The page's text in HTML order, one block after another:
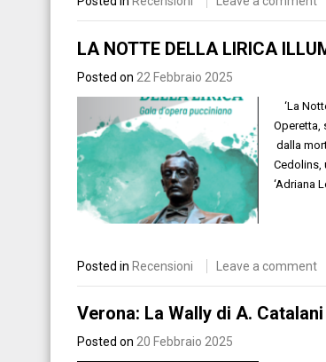
LA NOTTE DELLA LIRICA
Posted on 22 Febbraio 2025
‘La
Operetta,
dalla
Cedolins,
‘Adriana
Posted in Recensioni Leave a comment
Verona: La Wally di A. Catalani
Posted on 20 Febbraio 2025